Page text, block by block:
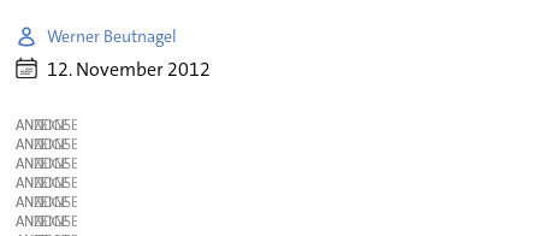
Werner Beutnagel
12. November 2012
ANZEIGE
ANZEIGE
ANZEIGE
ANZEIGE
ANZEIGE
ANZEIGE